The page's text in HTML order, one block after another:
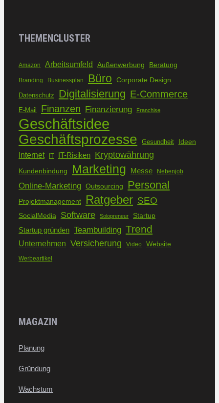
THEMENCLUSTER
Amazon Arbeitsumfeld Außenwerbung Beratung
Branding Businessplan Büro Corporate Design
Datenschutz Digitalisierung E-Commerce
E-Mail Finanzen Finanzierung Franchise
Geschäftsidee
Geschäftsprozesse Gesundheit Ideen
Internet IT IT-Risiken Kryptowährung
Kundenbindung Marketing Messe Nebenjob
Online-Marketing Outsourcing Personal
Projektmanagement Ratgeber SEO
SocialMedia Software Solopreneur Startup
Startup gründen Teambuilding Trend
Unternehmen Versicherung Video Website
Werbeartikel
MAGAZIN
Planung
Gründung
Wachstum